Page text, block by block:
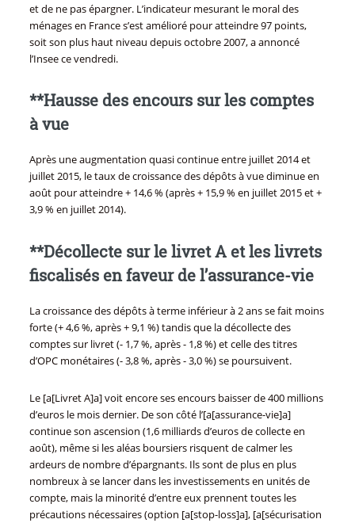
et de ne pas épargner. L’indicateur mesurant le moral des
ménages en France s’est amélioré pour atteindre 97 points,
soit son plus haut niveau depuis octobre 2007, a annoncé
l’Insee ce vendredi.
**Hausse des encours sur les comptes
à vue
Après une augmentation quasi continue entre juillet 2014 et
juillet 2015, le taux de croissance des dépôts à vue diminue en
août pour atteindre + 14,6 % (après + 15,9 % en juillet 2015 et +
3,9 % en juillet 2014).
**Décollecte sur le livret A et les livrets
fiscalisés en faveur de l’assurance-vie
La croissance des dépôts à terme inférieur à 2 ans se fait moins
forte (+ 4,6 %, après + 9,1 %) tandis que la décollecte des
comptes sur livret (- 1,7 %, après - 1,8 %) et celle des titres
d’OPC monétaires (- 3,8 %, après - 3,0 %) se poursuivent.
Le [a[Livret A]a] voit encore ses encours baisser de 400 millions
d’euros le mois dernier. De son côté l’[a[assurance-vie]a]
continue son ascension (1,6 milliards d’euros de collecte en
août), même si les aléas boursiers risquent de calmer les
ardeurs de nombre d’épargnants. Ils sont de plus en plus
nombreux à se lancer dans les investissements en unités de
compte, mais la minorité d’entre eux prennent toutes les
précautions nécessaires (option [a[stop-loss]a], [a[sécurisation